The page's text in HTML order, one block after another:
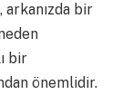
arkanızda bir
bir
önemlidir.